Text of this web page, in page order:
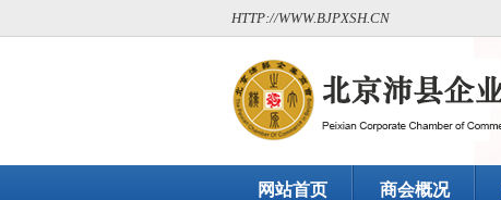
HTTP://WWW.BJPXSH.CN
网站首页 商会概况